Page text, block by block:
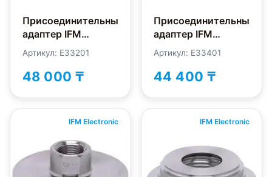
Присоединительный
адаптер IFM
Electronic E33201
Артикул: E33201
48 000 ₸
Присоединительный
адаптер IFM
Electronic E33401
Артикул: E33401
44 400 ₸
IFM Electronic IFM Electronic